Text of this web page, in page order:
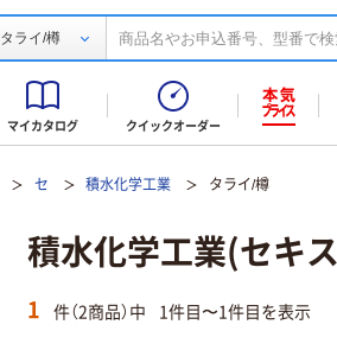
タライ/樽
マイカタログ クイックオーダー
セ 積水化学工業 タライ/樽
積水化学工業(セキ
1 件（2商品）中 1件目〜1件目を表示